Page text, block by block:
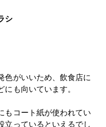
シ
色がいいため、飲食店に
も向いています。
もコート紙が使われてい
立っているといえるでし